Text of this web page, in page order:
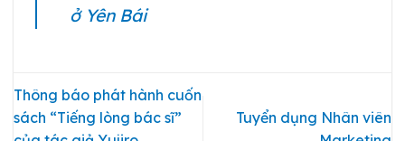
ở Yên Bái
Thông báo phát hành cuốn
sách “Tiếng lòng bác sĩ”
Tuyển dụng Nhân viên